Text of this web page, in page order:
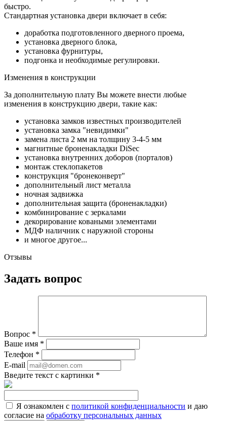
быстро.
Стандартная установка двери включает в себя:
доработка подготовленного дверного проема,
установка дверного блока,
установка фурнитуры,
подгонка и необходимые регулировки.
Изменения в конструкции
За дополнительную плату Вы можете внести любые
изменения в конструкцию двери, такие как:
установка замков известных производителей
установка замка "невидимки"
замена листа 2 мм на толщину 3-4-5 мм
магнитные броненакладки DiSec
установка внутренних доборов (порталов)
монтаж стеклопакетов
конструкция "бронеконверт"
дополнительный лист металла
ночная задвижка
дополнительная защита (броненакладки)
комбинирование с зеркалами
декорирование коваными элементами
МДФ наличник с наружной стороны
и многое другое...
Отзывы
Задать вопрос
Вопрос *
Ваше имя *
Телефон *
E-mail
Введите текст с картинки *
Я ознакомлен с политикой конфиденциальности и даю
согласие на обработку персональных данных